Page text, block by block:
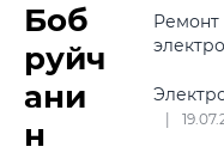
Боб
руйч
ани
н
Ремонт